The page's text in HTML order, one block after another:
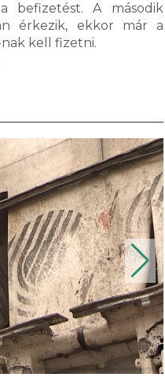
befizetést. A második
érkezik, ekkor már a
kell fizetni.